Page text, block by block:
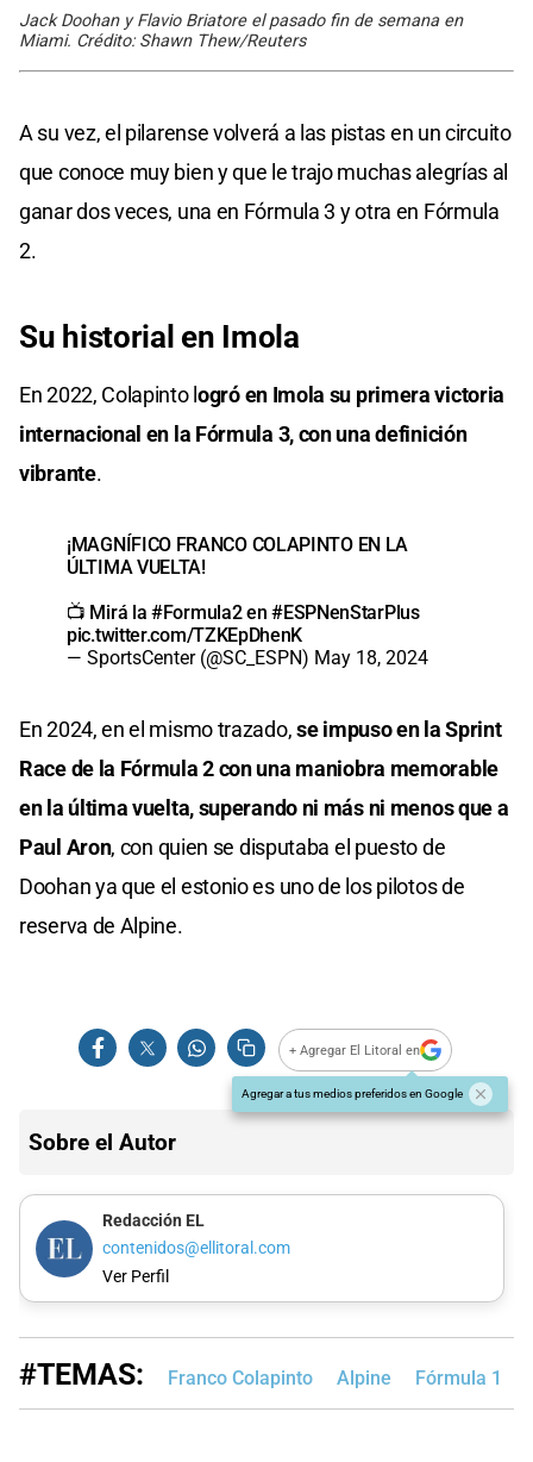
Jack Doohan y Flavio Briatore el pasado fin de semana en
Miami. Crédito: Shawn Thew/Reuters
A su vez, el pilarense volverá a las pistas en un circuito
que conoce muy bien y que le trajo muchas alegrías al
ganar dos veces, una en Fórmula 3 y otra en Fórmula
2.
Su historial en Imola
En 2022, Colapinto l ogró en Imola su primera victoria
internacional en la Fórmula 3, con una definición
vibrante.
¡MAGNÍFICO FRANCO COLAPINTO EN LA
ÚLTIMA VUELTA!
📺 Mirá la #Formula2en#ESPNenStarPlus
pic.twitter.com/TZKEpDhenK
— SportsCenter (@SC_ESPN) May 18, 2024
En 2024, en el mismo trazado,se impuso en la Sprint
Race de la Fórmula 2 con una maniobra memorable
en la última vuelta, superando ni más ni menos que a
Paul Aron, con quien se disputaba el puesto de
Doohan ya que el estonio es uno de los pilotos de
reserva de Alpine.
+ Agregar El Litoral en
Agregar a tus medios preferidos en Google
Sobre el Autor
Redacción EL
contenidos@ellitoral.com
Ver Perfil
#TEMAS: Franco Colapinto Alpine Fórmula 1